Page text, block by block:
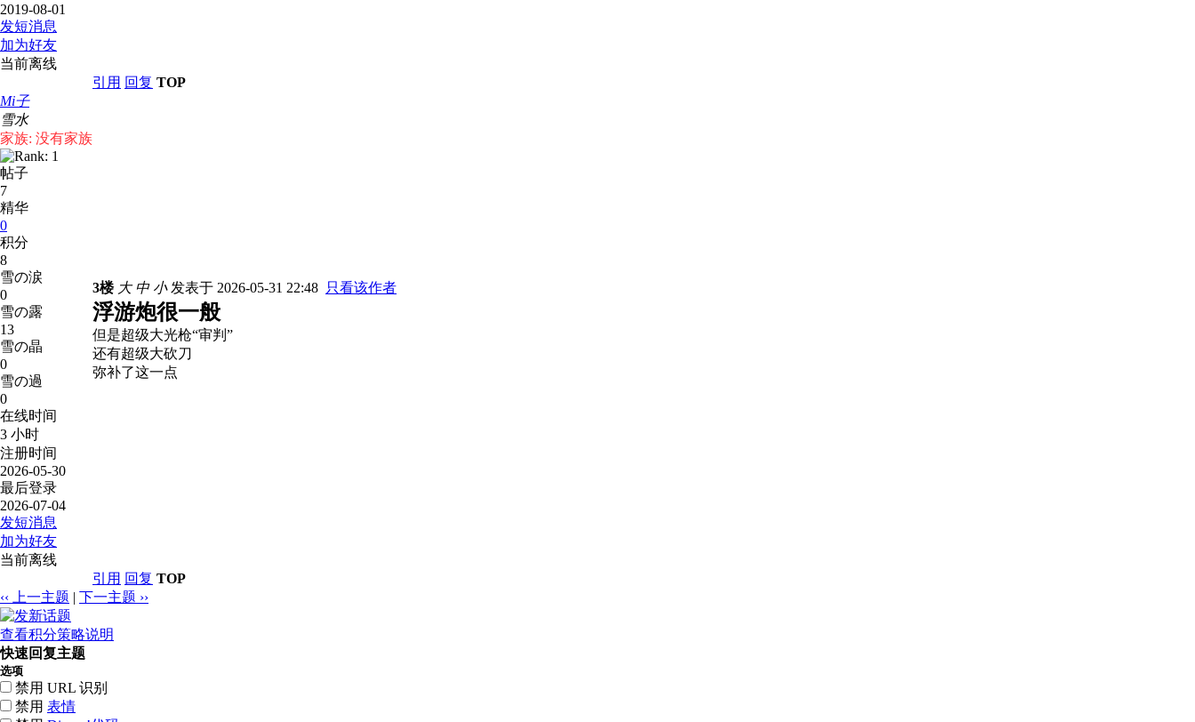
2019-08-01
发短消息
加为好友
当前离线
引用 回复 TOP
Mi子
雪水
家族: 没有家族
帖子
7
精华
0
积分
8
雪の涙
0
雪の露
13
雪の晶
0
雪の過
0
在线时间
3 小时
注册时间
2026-05-30
最后登录
2026-07-04
发短消息
加为好友
当前离线
3楼 大 中 小发表于 2026-05-31 22:48 只看该作者
浮游炮很一般
但是超级大光枪“审判”
还有超级大砍刀
弥补了这一点
引用 回复 TOP
‹‹ 上一主题 | 下一主题 ››
查看积分策略说明
快速回复主题
选项
禁用 URL 识别
禁用 表情